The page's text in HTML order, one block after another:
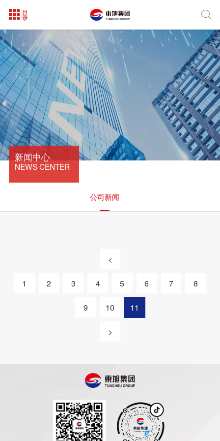
目
录 
新闻中心
NEWS CENTER
公司新闻
<
1 2 3 4 5 6 7 8
9 10 11
>